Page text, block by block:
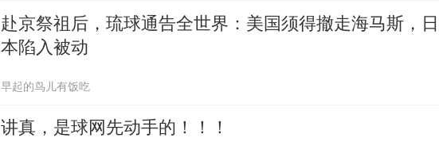
赴京祭祖后，琉球通告全世界：美国须得撤走海马斯，日
本陷入被动
早起的鸟儿有饭吃
讲真，是球网先动手的！！！